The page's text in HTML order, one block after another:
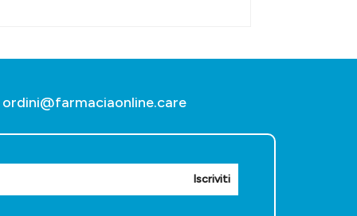
ordini@farmaciaonline.care
Iscriviti